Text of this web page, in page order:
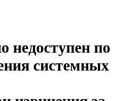
недоступен по
системных